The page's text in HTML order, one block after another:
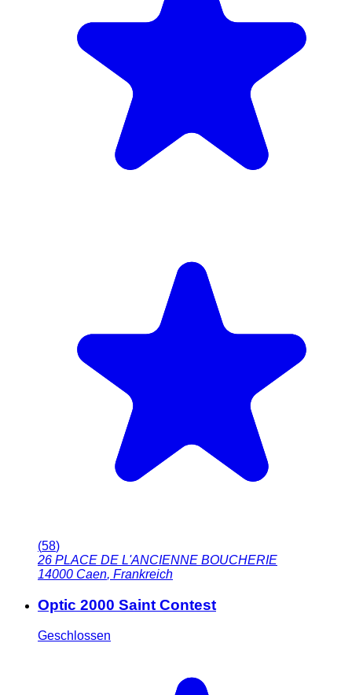
(58)
26 PLACE DE L'ANCIENNE BOUCHERIE
14000 Caen, Frankreich
Optic 2000 Saint Contest
Geschlossen